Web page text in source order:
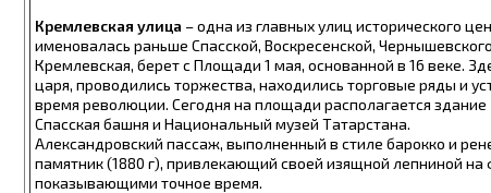
Кремлевская улица – одна из главных улиц исторического
именовалась раньше Спасской, Воскресенской,
Кремлевская, берет с Площади 1 мая, основанной в 16 веке.
царя, проводились торжества, находились торговые ряды и
время революции. Сегодня на площади располагается
Спасская башня и Национальный музей Татарстана.
Александровский пассаж, выполненный в стиле барокко и
памятник (1880 г), привлекающий своей изящной лепниной на
показывающими точное время.